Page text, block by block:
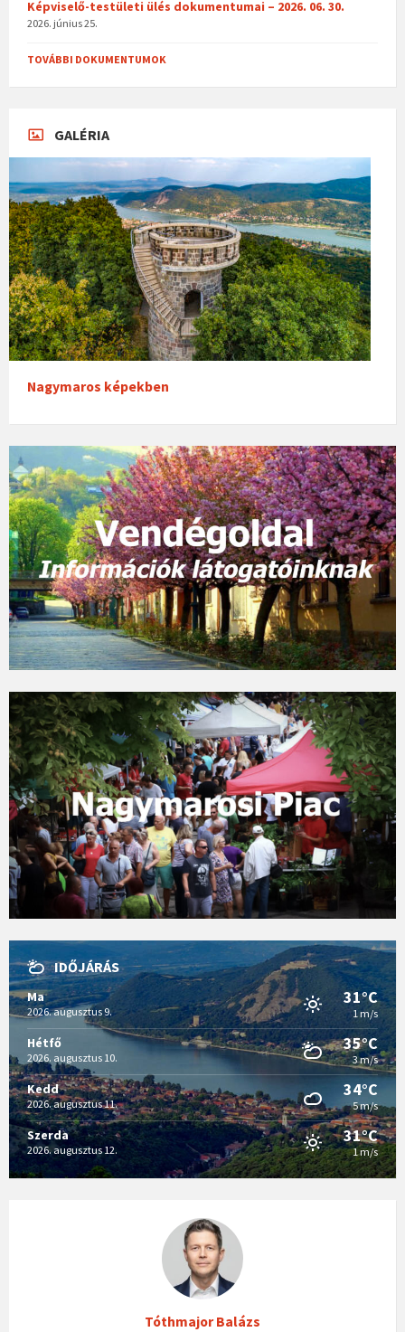
Képviselő-testületi ülés dokumentumai – 2026. 06. 30.
2026. június 25.
TOVÁBBI DOKUMENTUMOK
GALÉRIA
Nagymaros képekben
IDŐJÁRÁS
Ma
2026. augusztus 9.
31°C
1 m/s
Hétfő
2026. augusztus 10.
35°C
3 m/s
Kedd
2026. augusztus 11.
34°C
5 m/s
Szerda
2026. augusztus 12.
31°C
1 m/s
Tóthmajor Balázs